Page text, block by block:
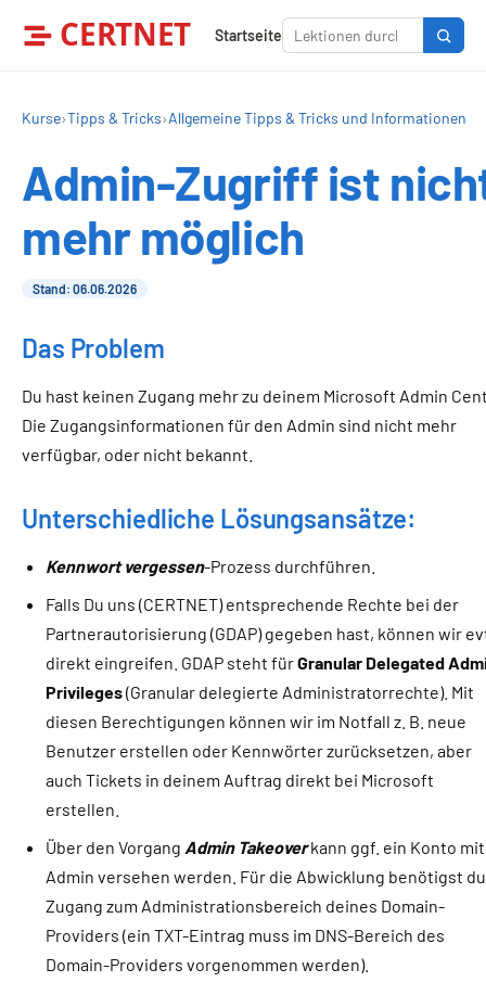
CERTNET Startseite
Kurse›Tipps & Tricks›Allgemeine Tipps & Tricks und Informationen
Admin-Zugriff ist
mehr möglich
Stand: 06.06.2026
Das Problem
Du hast keinen Zugang mehr zu deinem Microsoft Admin
Die Zugangsinformationen für den Admin sind nicht mehr
verfügbar, oder nicht bekannt.
Unterschiedliche Lösungsansätze:
Kennwort vergessen-Prozess durchführen.
Falls Du uns (CERTNET) entsprechende Rechte bei der
Partnerautorisierung (GDAP) gegeben hast, können wir
direkt eingreifen. GDAP steht fürGranular Delegated
Privileges(Granular delegierte Administratorrechte). Mit
diesen Berechtigungen können wir im Notfall z. B. neue
Benutzer erstellen oder Kennwörter zurücksetzen, aber
auch Tickets in deinem Auftrag direkt bei Microsoft
erstellen.
Über den Vorgang Admin Takeoverkann ggf. ein Konto mit
Admin versehen werden. Für die Abwicklung benötigst du
Zugang zum Administrationsbereich deines Domain-
Providers (ein TXT-Eintrag muss im DNS-Bereich des
Domain-Providers vorgenommen werden).